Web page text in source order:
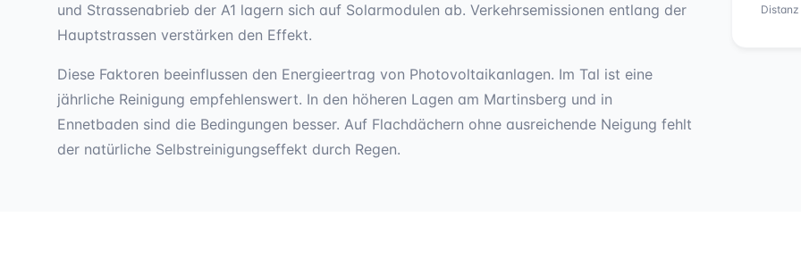
und Strassenabrieb der A1 lagern sich auf Solarmodulen ab. Verkehrsemissionen entlang der
Hauptstrassen verstärken den Effekt.
Diese Faktoren beeinflussen den Energieertrag von Photovoltaikanlagen. Im Tal ist eine
jährliche Reinigung empfehlenswert. In den höheren Lagen am Martinsberg und in
Ennetbaden sind die Bedingungen besser. Auf Flachdächern ohne ausreichende Neigung fehlt
der natürliche Selbstreinigungseffekt durch Regen.
Distanz